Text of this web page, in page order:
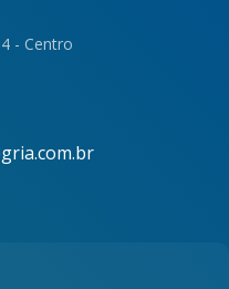
- Centro